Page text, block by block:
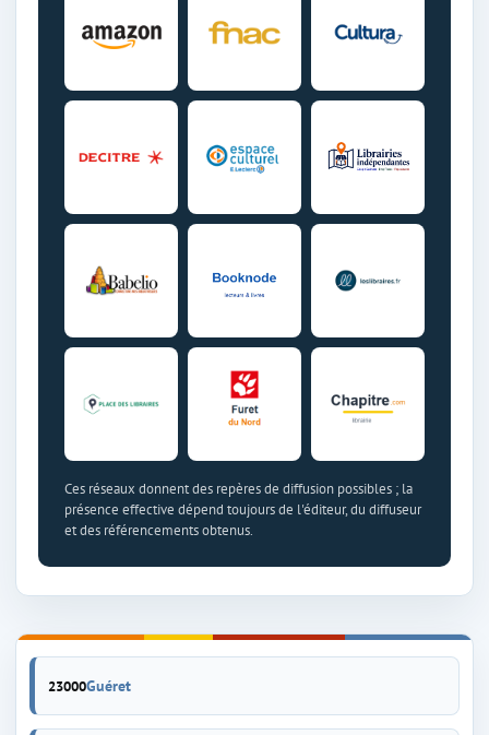
Ces réseaux donnent des repères de diffusion possibles ; la
présence effective dépend toujours de l'éditeur, du diffuseur
et des référencements obtenus.
23000Guéret